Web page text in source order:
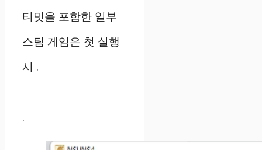
티밋을 포함한 일부
스팀 게임은 첫 실행
시 .
.